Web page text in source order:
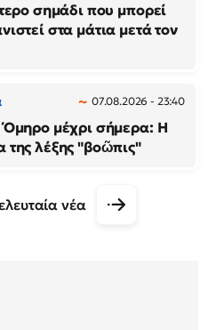
σημάδι που μπορεί
στα μάτια μετά τον
07.08.2026 - 23:40
Όμηρο μέχρι σήμερα: Η
της λέξης "βοῶπις"
νέα